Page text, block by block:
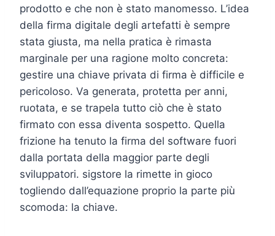
prodotto e che non è stato manomesso. L’idea
della firma digitale degli artefatti è sempre
stata giusta, ma nella pratica è rimasta
marginale per una ragione molto concreta:
gestire una chiave privata di firma è difficile e
pericoloso. Va generata, protetta per anni,
ruotata, e se trapela tutto ciò che è stato
firmato con essa diventa sospetto. Quella
frizione ha tenuto la firma del software fuori
dalla portata della maggior parte degli
sviluppatori. sigstore la rimette in gioco
togliendo dall’equazione proprio la parte più
scomoda: la chiave.